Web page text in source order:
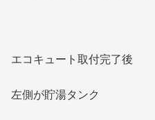
エコキュート取付完了後
左側が貯湯タンク